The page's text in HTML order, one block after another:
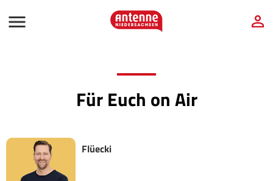
Für Euch on Air
Flüecki